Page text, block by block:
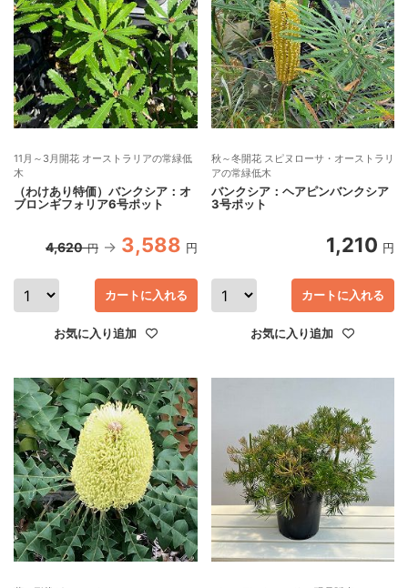
11月～3月開花 オーストラリアの常緑低
木
（わけあり特価）バンクシア：オ
ブロンギフォリア6号ポット
4,620 円 3,588 円
お気に入り追加
カートに入れる
秋～冬開花 スピヌローサ・オーストラリ
アの常緑低木
バンクシア：ヘアピンバンクシア
3号ポット
1,210 円
お気に入り追加
カートに入れる